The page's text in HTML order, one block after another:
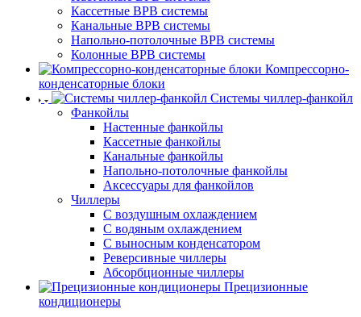
Кассетные ВРВ системы
Канальные ВРВ системы
Напольно-потолочные ВРВ системы
Колонные ВРВ системы
Компрессорно-
конденсаторные блоки
Системы чиллер-фанкойл
Фанкойлы
Настенные фанкойлы
Кассетные фанкойлы
Канальные фанкойлы
Напольно-потолочные фанкойлы
Аксессуары для фанкойлов
Чиллеры
С воздушным охлаждением
С водяным охлаждением
С выносным конденсатором
Реверсивные чиллеры
Абсорбционные чиллеры
Прецизионные
кондиционеры